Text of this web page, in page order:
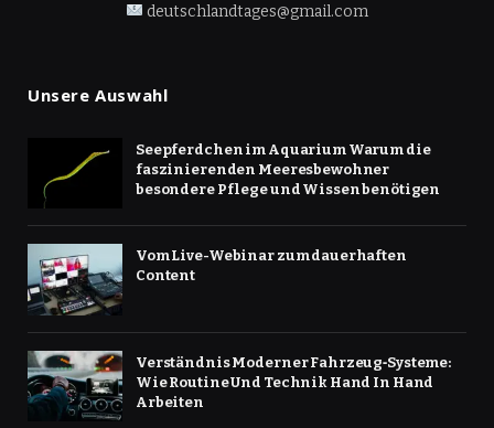
deutschlandtages@gmail.com
Unsere Auswahl
Seepferdchen im Aquarium Warum die
faszinierenden Meeresbewohner
besondere Pflege und Wissen benötigen
Vom Live-Webinar zum dauerhaften
Content
Verständnis Moderner Fahrzeug‑Systeme:
Wie Routine Und Technik Hand In Hand
Arbeiten